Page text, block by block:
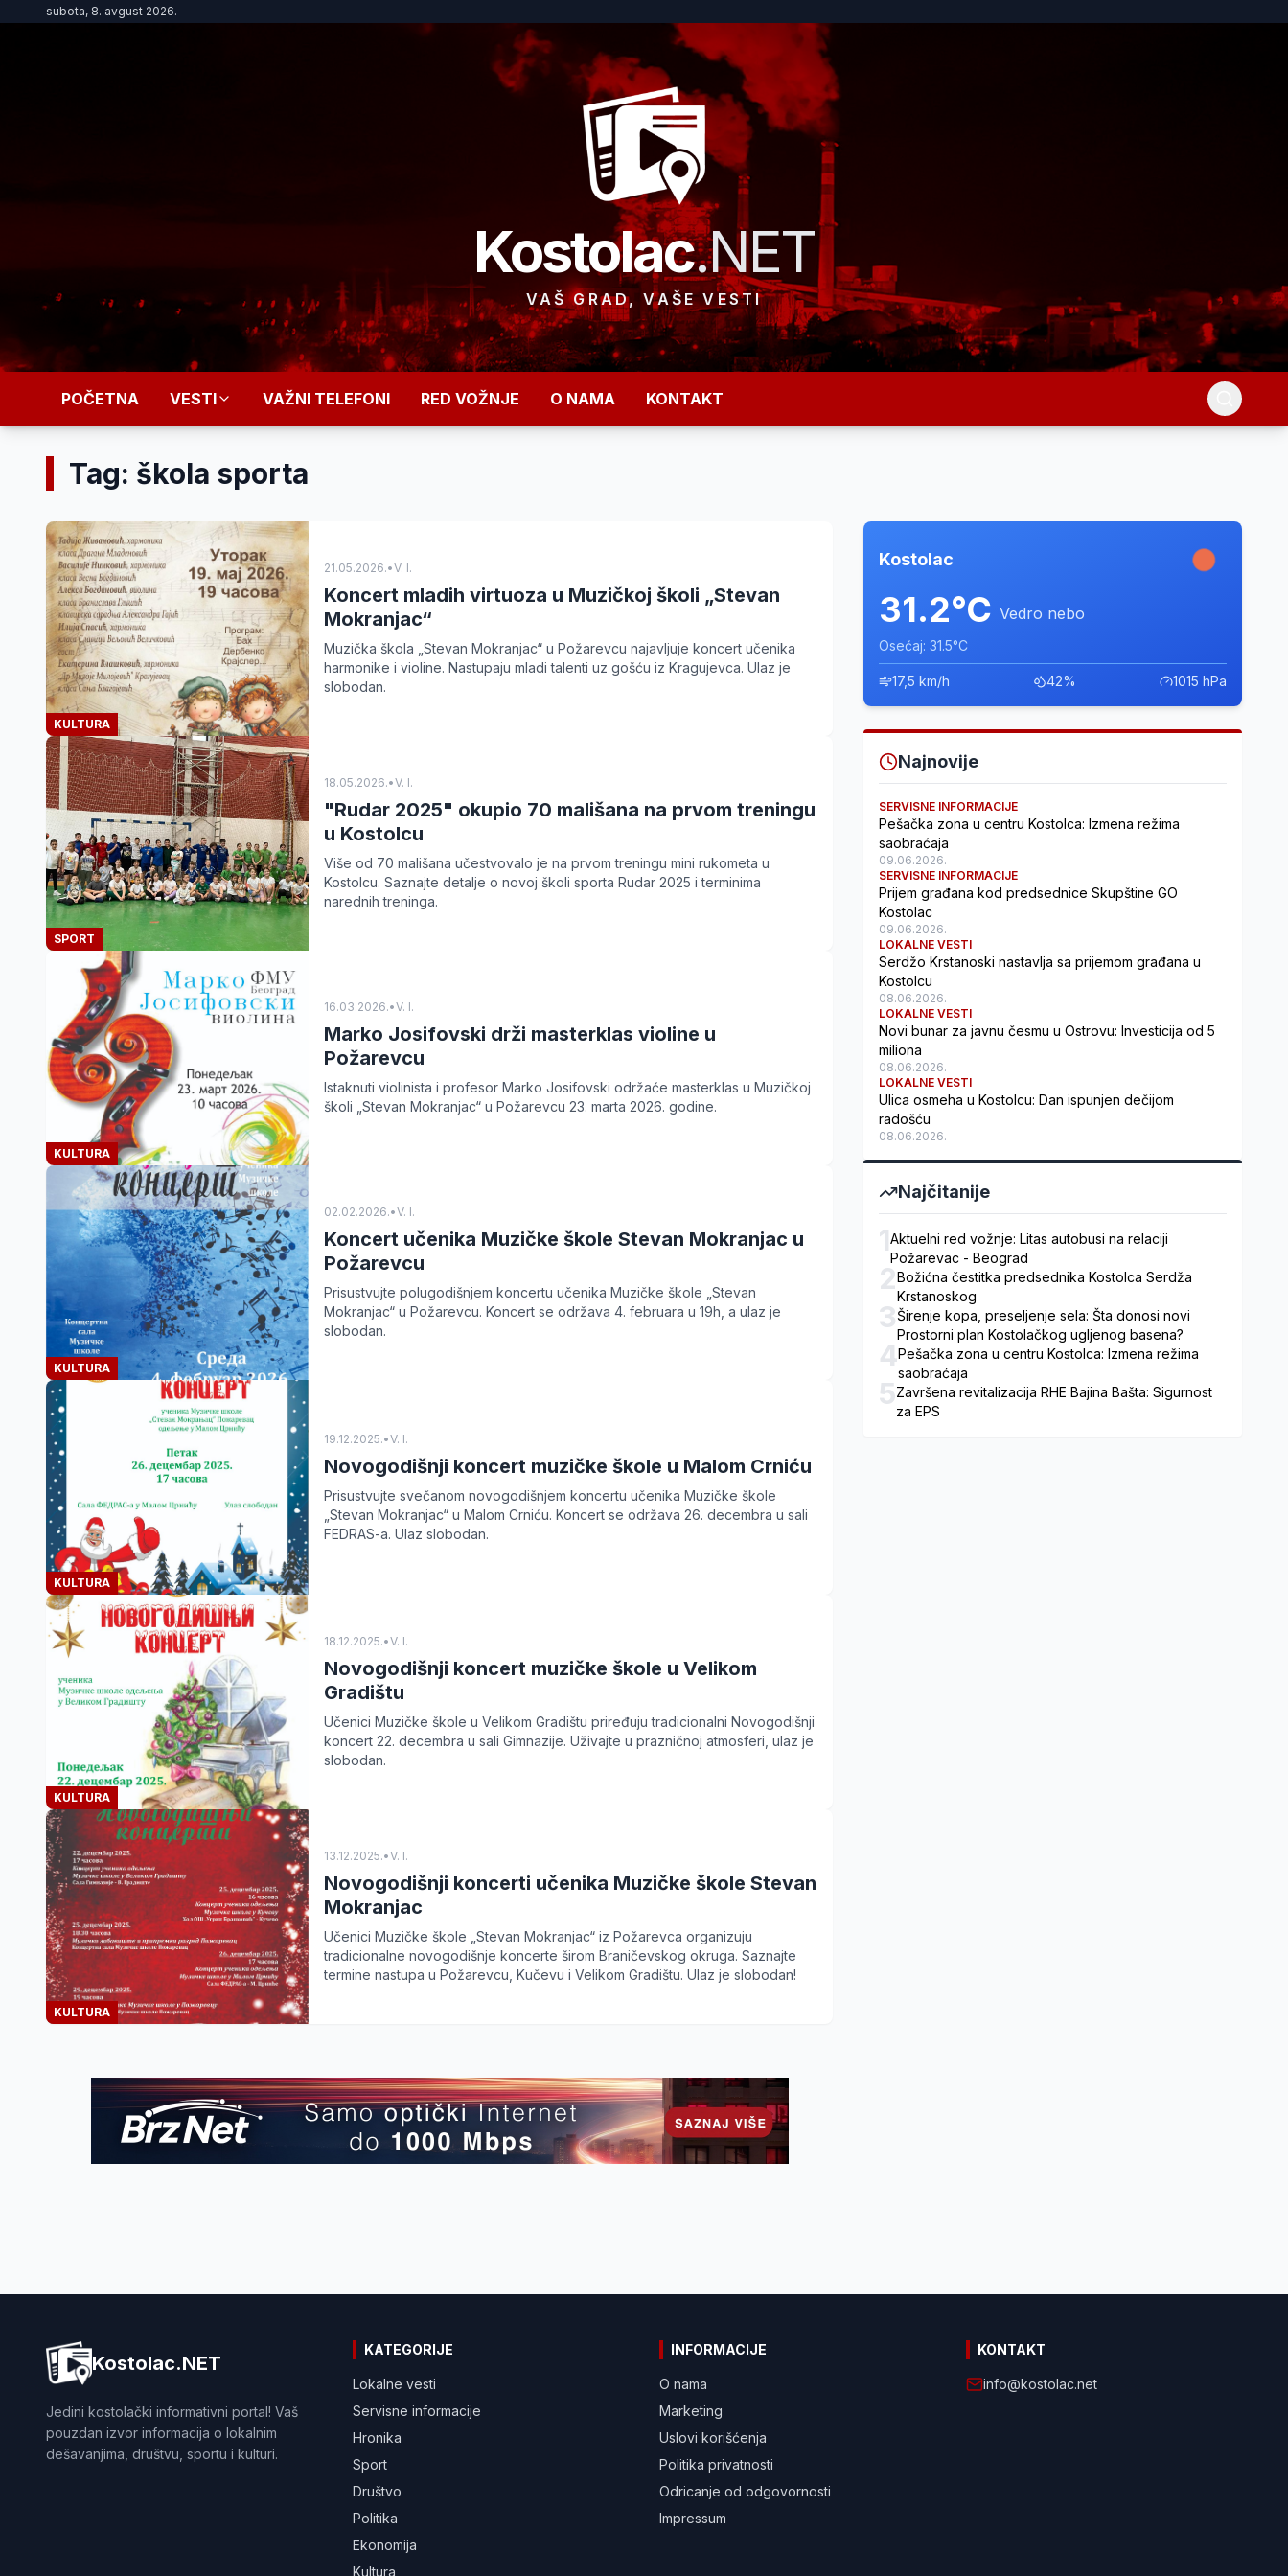
subota, 8. avgust 2026.
Kostolac.NET
VAŠ GRAD, VAŠE VESTI
POČETNA VESTI VAŽNI TELEFONI RED VOŽNJE O NAMA KONTAKT
Tag: škola sporta
KULTURA
21.05.2026.•V. I.
Koncert mladih virtuoza u Muzičkoj školi „Stevan
Mokranjac“
Muzička škola „Stevan Mokranjac“ u Požarevcu najavljuje koncert učenika
harmonike i violine. Nastupaju mladi talenti uz gošću iz Kragujevca. Ulaz je
slobodan.
SPORT
18.05.2026.•V. I.
"Rudar 2025" okupio 70 mališana na prvom treningu
u Kostolcu
Više od 70 mališana učestvovalo je na prvom treningu mini rukometa u
Kostolcu. Saznajte detalje o novoj školi sporta Rudar 2025 i terminima
narednih treninga.
KULTURA
16.03.2026.•V. I.
Marko Josifovski drži masterklas violine u
Požarevcu
Istaknuti violinista i profesor Marko Josifovski održaće masterklas u Muzičkoj
školi „Stevan Mokranjac“ u Požarevcu 23. marta 2026. godine.
KULTURA
02.02.2026.•V. I.
Koncert učenika Muzičke škole Stevan Mokranjac u
Požarevcu
Prisustvujte polugodišnjem koncertu učenika Muzičke škole „Stevan
Mokranjac“ u Požarevcu. Koncert se održava 4. februara u 19h, a ulaz je
slobodan.
KULTURA
19.12.2025.•V. I.
Novogodišnji koncert muzičke škole u Malom Crniću
Prisustvujte svečanom novogodišnjem koncertu učenika Muzičke škole
„Stevan Mokranjac“ u Malom Crniću. Koncert se održava 26. decembra u sali
FEDRAS-a. Ulaz slobodan.
KULTURA
18.12.2025.•V. I.
Novogodišnji koncert muzičke škole u Velikom
Gradištu
Učenici Muzičke škole u Velikom Gradištu priređuju tradicionalni Novogodišnji
koncert 22. decembra u sali Gimnazije. Uživajte u prazničnoj atmosferi, ulaz je
slobodan.
KULTURA
13.12.2025.•V. I.
Novogodišnji koncerti učenika Muzičke škole Stevan
Mokranjac
Učenici Muzičke škole „Stevan Mokranjac“ iz Požarevca organizuju
tradicionalne novogodišnje koncerte širom Braničevskog okruga. Saznajte
termine nastupa u Požarevcu, Kučevu i Velikom Gradištu. Ulaz je slobodan!
Kostolac
31.2°C Vedro nebo
Osećaj: 31.5°C
17,5 km/h 42% 1015 hPa
Najnovije
SERVISNE INFORMACIJE
Pešačka zona u centru Kostolca: Izmena režima
saobraćaja
09.06.2026.
SERVISNE INFORMACIJE
Prijem građana kod predsednice Skupštine GO
Kostolac
09.06.2026.
LOKALNE VESTI
Serdžo Krstanoski nastavlja sa prijemom građana u
Kostolcu
08.06.2026.
LOKALNE VESTI
Novi bunar za javnu česmu u Ostrovu: Investicija od 5
miliona
08.06.2026.
LOKALNE VESTI
Ulica osmeha u Kostolcu: Dan ispunjen dečijom
radošću
08.06.2026.
Najčitanije
1Aktuelni red vožnje: Litas autobusi na relaciji
Požarevac - Beograd
2Božićna čestitka predsednika Kostolca Serdža
Krstanoskog
3Širenje kopa, preseljenje sela: Šta donosi novi
Prostorni plan Kostolačkog ugljenog basena?
4Pešačka zona u centru Kostolca: Izmena režima
saobraćaja
5Završena revitalizacija RHE Bajina Bašta: Sigurnost
za EPS
Kostolac.NET
Jedini kostolački informativni portal! Vaš
pouzdan izvor informacija o lokalnim
dešavanjima, društvu, sportu i kulturi.
KATEGORIJE
Lokalne vesti
Servisne informacije
Hronika
Sport
Društvo
Politika
Ekonomija
Kultura
INFORMACIJE
O nama
Marketing
Uslovi korišćenja
Politika privatnosti
Odricanje od odgovornosti
Impressum
KONTAKT
info@kostolac.net